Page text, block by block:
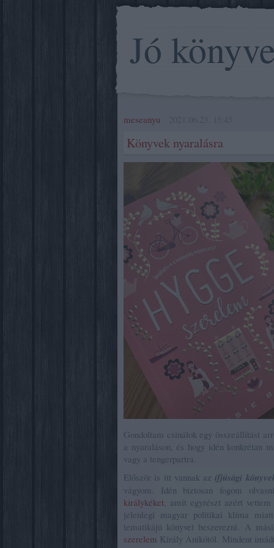
Jó
meseanyu
Könyvek nyaralásra
Gondoltam csinálok egy összeállítást
a nyaraláson, és hogy idén konkrétan
vagy a tengerpartra.
Először is itt vannak azifjúsági
vágyom. Idén biztosan fogom
királykéket, amit egyrészt azért
jelenlegi magyar politikai klíma
tematikájú könyvet beszerezni. A
szerelem Király Anikótól. Mindent